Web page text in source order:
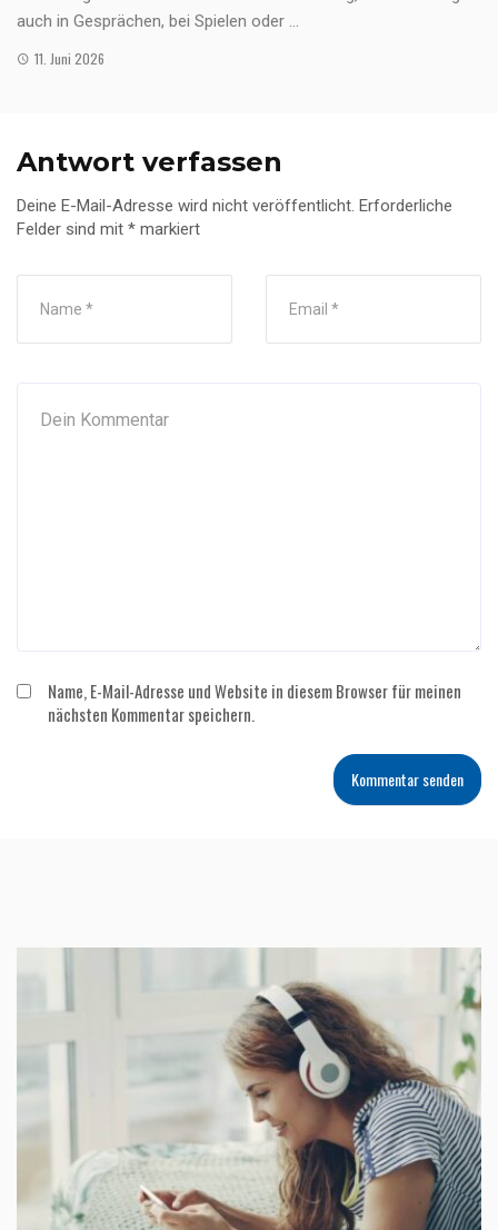
auch in Gesprächen, bei Spielen oder ...
11. Juni 2026
Antwort verfassen
Deine E-Mail-Adresse wird nicht veröffentlicht. Erforderliche
Felder sind mit * markiert
Name, E-Mail-Adresse und Website in diesem Browser für meinen
nächsten Kommentar speichern.